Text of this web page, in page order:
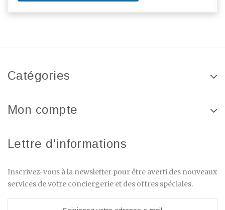
Catégories
Mon compte
Lettre d'informations
Inscrivez-vous à la newsletter pour être averti des nouveaux
services de votre conciergerie et des offres spéciales.